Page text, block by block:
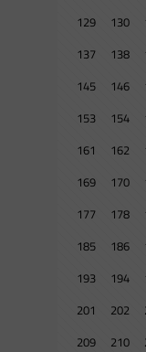
129
130
137
138
145
146
153
154
161
162
169
170
177
178
185
186
193
194
201
202
209
210